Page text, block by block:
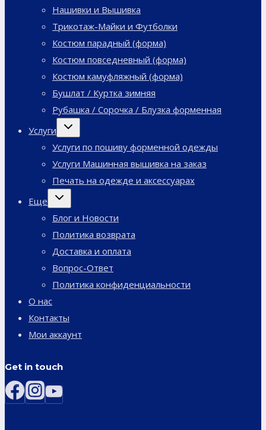
Нашивки и Вышивка
Трикотаж-Майки и Футболки
Костюм парадный (форма)
Костюм повседневный (форма)
Костюм камуфляжный (форма)
Бушлат / Куртка зимняя
Рубашка / Сорочка / Блузка форменная
Услуги
Переключить
дочернее
Услуги по пошиву форменной одежды
Услуги Машинная вышивка на заказ
Печать на одежде и аксессуарах
Еще
Переключить
дочернее
Блог и Новости
Политика возврата
Доставка и оплата
Вопрос-Ответ
Политика конфиденциальности
О нас
Контакты
Мои аккаунт
Get in touch